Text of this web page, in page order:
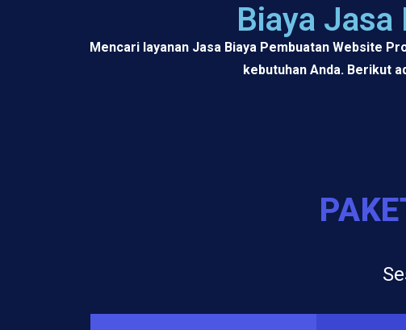
Biaya Jasa
Mencari layanan Jasa Biaya Pembuatan Website
kebutuhan Anda. Berikut